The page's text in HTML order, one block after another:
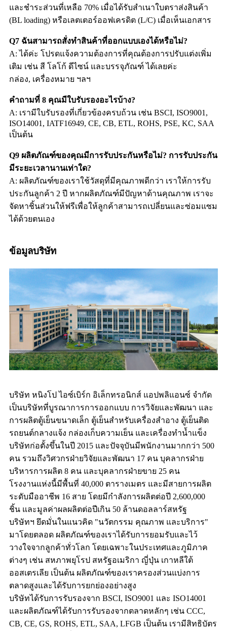
และชำระส่วนที่เหลือ 70% เมื่อได้รับสำเนาใบตราส่งสินค้า
(BL loading) หรือเลตเตอร์ออฟเครดิต (L/C) เมื่อเห็นเอกสาร
Q7 ฉันสามารถสั่งทำสินค้าที่ออกแบบเองได้หรือไม่?
A: ได้ค่ะ โปรดแจ้งความต้องการที่คุณต้องการปรับแต่งเพิ่ม
เติม เช่น สี โลโก้ ดีไซน์ และบรรจุภัณฑ์ ได้เลยค่ะ
กล่อง, เครื่องหมาย ฯลฯ
คำถามที่ 8 คุณมีใบรับรองอะไรบ้าง?
A: เรามีใบรับรองที่เกี่ยวข้องครบถ้วน เช่น BSCI, ISO9001,
ISO14001, IATF16949, CE, CB, ETL, ROHS, PSE, KC, SAA
เป็นต้น
Q9 ผลิตภัณฑ์ของคุณมีการรับประกันหรือไม่? การรับประกัน
มีระยะเวลานานเท่าใด?
A: ผลิตภัณฑ์ของเราใช้วัสดุที่มีคุณภาพดีกว่า เราให้การรับ
ประกันลูกค้า 2 ปี หากผลิตภัณฑ์มีปัญหาด้านคุณภาพ เราจะ
จัดหาชิ้นส่วนให้ฟรีเพื่อให้ลูกค้าสามารถเปลี่ยนและซ่อมแซม
ได้ด้วยตนเอง
ข้อมูลบริษัท
บริษัท หนิงโป ไอซ์เบิร์ก อิเล็กทรอนิกส์ แอปพลิแอนซ์ จำกัด
เป็นบริษัทที่บูรณาการการออกแบบ การวิจัยและพัฒนา และ
การผลิตตู้เย็นขนาดเล็ก ตู้เย็นสำหรับเครื่องสำอาง ตู้เย็นติด
รถยนต์กลางแจ้ง กล่องเก็บความเย็น และเครื่องทำน้ำแข็ง
บริษัทก่อตั้งขึ้นในปี 2015 และปัจจุบันมีพนักงานมากกว่า 500
คน รวมถึงวิศวกรฝ่ายวิจัยและพัฒนา 17 คน บุคลากรฝ่าย
บริหารการผลิต 8 คน และบุคลากรฝ่ายขาย 25 คน
โรงงานแห่งนี้มีพื้นที่ 40,000 ตารางเมตร และมีสายการผลิต
ระดับมืออาชีพ 16 สาย โดยมีกำลังการผลิตต่อปี 2,600,000
ชิ้น และมูลค่าผลผลิตต่อปีเกิน 50 ล้านดอลลาร์สหรัฐ
บริษัทฯ ยึดมั่นในแนวคิด "นวัตกรรม คุณภาพ และบริการ"
มาโดยตลอด ผลิตภัณฑ์ของเราได้รับการยอมรับและไว้
วางใจจากลูกค้าทั่วโลก โดยเฉพาะในประเทศและภูมิภาค
ต่างๆ เช่น สหภาพยุโรป สหรัฐอเมริกา ญี่ปุ่น เกาหลีใต้
ออสเตรเลีย เป็นต้น ผลิตภัณฑ์ของเราครองส่วนแบ่งการ
ตลาดสูงและได้รับการยกย่องอย่างสูง
บริษัทได้รับการรับรองจาก BSCI, ISO9001 และ ISO14001
และผลิตภัณฑ์ได้รับการรับรองจากตลาดหลักๆ เช่น CCC,
CB, CE, GS, ROHS, ETL, SAA, LFGB เป็นต้น เรามีสิทธิบัตร